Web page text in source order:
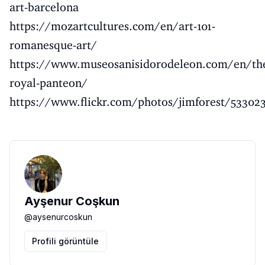
art-barcelona
https://mozartcultures.com/en/art-101-
romanesque-art/
https://www.museosanisidorodeleon.com/en/
royal-panteon/
https://www.flickr.com/photos/jimforest/
Ayşenur Coşkun
@aysenurcoskun
Profili görüntüle